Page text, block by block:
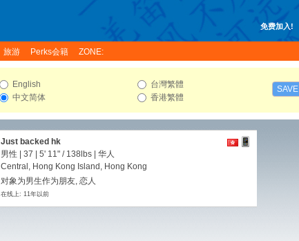
免费加入!
旅游 Perks会籍 ZONE:
English
中文简体
台灣繁體
香港繁體
SAVE
Just backed hk
男性 | 37 | 5' 11" / 138lbs | 华人
Central, Hong Kong Island, Hong Kong
对象为男生作为朋友, 恋人
在线上: 11年以前